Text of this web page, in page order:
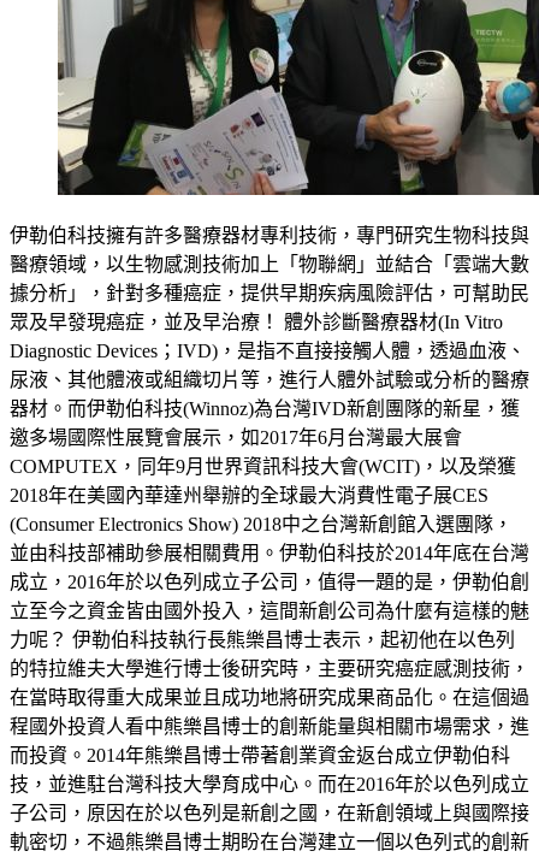
伊勒伯科技擁有許多醫療器材專利技術，專門研究生物科技與
醫療領域，以生物感測技術加上「物聯網」並結合「雲端大數
據分析」，針對多種癌症，提供早期疾病風險評估，可幫助民
眾及早發現癌症，並及早治療！ 體外診斷醫療器材(In Vitro
Diagnostic Devices；IVD)，是指不直接接觸人體，透過血液、
尿液、其他體液或組織切片等，進行人體外試驗或分析的醫療
器材。而伊勒伯科技(Winnoz)為台灣IVD新創團隊的新星，獲
邀多場國際性展覽會展示，如2017年6月台灣最大展會
COMPUTEX，同年9月世界資訊科技大會(WCIT)，以及榮獲
2018年在美國內華達州舉辦的全球最大消費性電子展CES
(Consumer Electronics Show) 2018中之台灣新創館入選團隊，
並由科技部補助參展相關費用。伊勒伯科技於2014年底在台灣
成立，2016年於以色列成立子公司，值得一題的是，伊勒伯創
立至今之資金皆由國外投入，這間新創公司為什麼有這樣的魅
力呢？ 伊勒伯科技執行長熊樂昌博士表示，起初他在以色列
的特拉維夫大學進行博士後研究時，主要研究癌症感測技術，
在當時取得重大成果並且成功地將研究成果商品化。在這個過
程國外投資人看中熊樂昌博士的創新能量與相關市場需求，進
而投資。2014年熊樂昌博士帶著創業資金返台成立伊勒伯科
技，並進駐台灣科技大學育成中心。而在2016年於以色列成立
子公司，原因在於以色列是新創之國，在新創領域上與國際接
軌密切，不過熊樂昌博士期盼在台灣建立一個以色列式的創新